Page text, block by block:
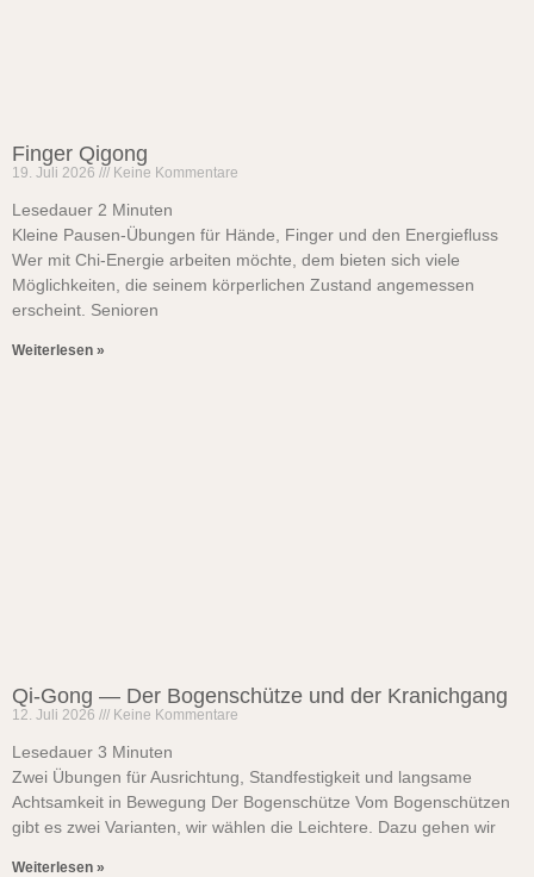
Finger Qigong
19. Juli 2026 Keine Kommentare
Lesedauer 2 Minuten
Kleine Pausen-Übungen für Hände, Finger und den Energiefluss
Wer mit Chi-Energie arbeiten möchte, dem bieten sich viele
Möglichkeiten, die seinem körperlichen Zustand angemessen
erscheint. Senioren
Weiterlesen »
Qi-Gong — Der Bogenschütze und der Kranichgang
12. Juli 2026 Keine Kommentare
Lesedauer 3 Minuten
Zwei Übungen für Ausrichtung, Standfestigkeit und langsame
Achtsamkeit in Bewegung Der Bogenschütze Vom Bogenschützen
gibt es zwei Varianten, wir wählen die Leichtere. Dazu gehen wir
Weiterlesen »